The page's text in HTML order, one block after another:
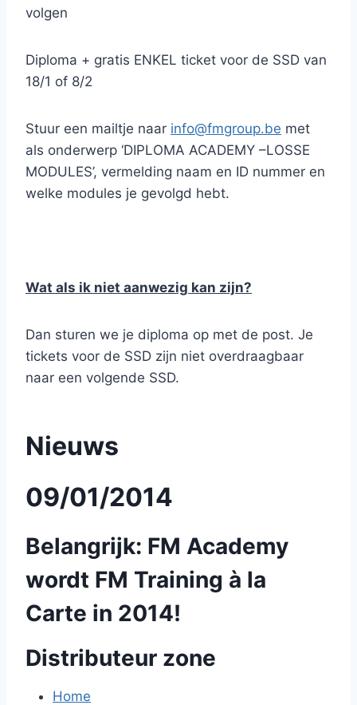
volgen
Diploma + gratis ENKEL ticket voor de SSD van
18/1 of 8/2
Stuur een mailtje naar info@fmgroup.be met
als onderwerp ‘DIPLOMA ACADEMY –LOSSE
MODULES’, vermelding naam en ID nummer en
welke modules je gevolgd hebt.
Wat als ik niet aanwezig kan zijn?
Dan sturen we je diploma op met de post. Je
tickets voor de SSD zijn niet overdraagbaar
naar een volgende SSD.
Nieuws
09/01/2014
Belangrijk: FM Academy
wordt FM Training à la
Carte in 2014!
Distributeur zone
Home